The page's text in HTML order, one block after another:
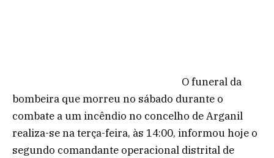
O funeral da
bombeira que morreu no sábado durante o
combate a um incêndio no concelho de Arganil
realiza-se na terça-feira, às 14:00, informou hoje o
segundo comandante operacional distrital de